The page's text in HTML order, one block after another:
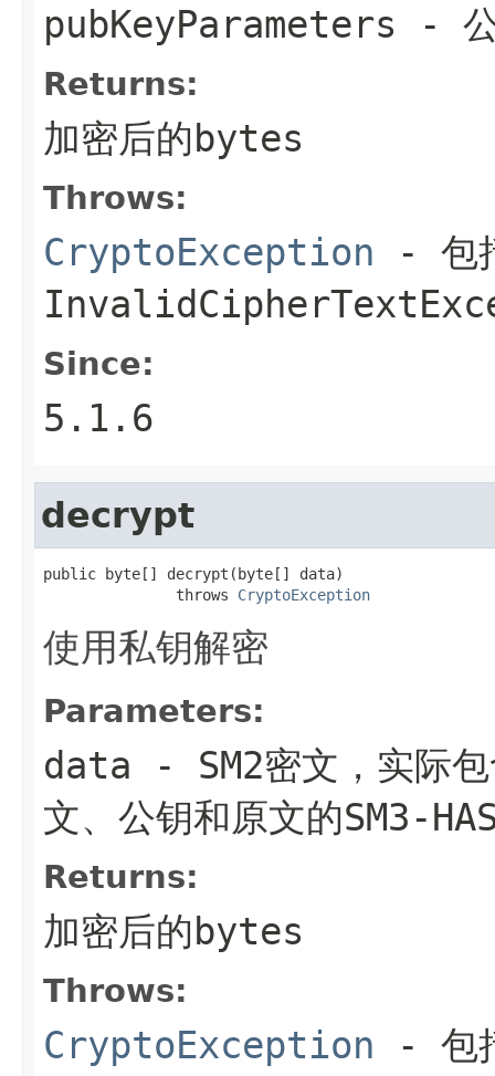
pubKeyParameters -
Returns:
加密后的bytes
Throws:
CryptoException - 包
Since:
5.1.6
decrypt
public byte[] decrypt(byte[] data)
               throws
CryptoException
使用私钥解密
Parameters:
data - SM2密文，实际包
文、公钥和原文的SM3-
Returns:
加密后的bytes
Throws:
CryptoException - 包